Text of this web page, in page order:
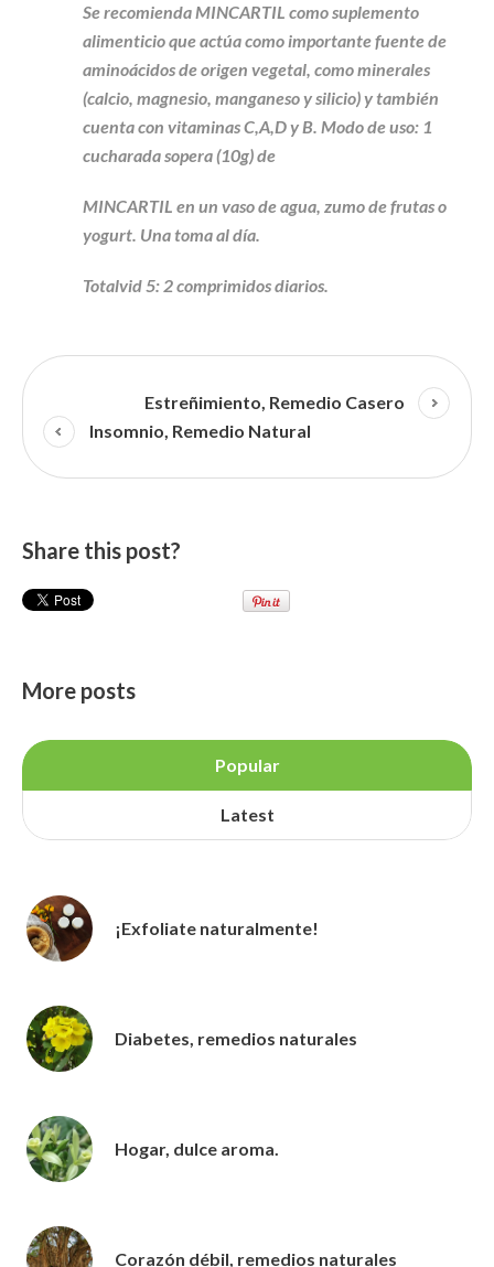
Se recomienda MINCARTIL como suplemento
alimenticio que actúa como importante fuente de
aminoácidos de origen vegetal, como minerales
(calcio, magnesio, manganeso y silicio) y también
cuenta con vitaminas C,A,D y B. Modo de uso: 1
cucharada sopera (10g) de
MINCARTIL en un vaso de agua, zumo de frutas o
yogurt. Una toma al día.
Totalvid 5: 2 comprimidos diarios.
Estreñimiento, Remedio Casero
Insomnio, Remedio Natural
Share this post?
More posts
Popular
Latest
¡Exfoliate naturalmente!
Diabetes, remedios naturales
Hogar, dulce aroma.
Corazón débil, remedios naturales